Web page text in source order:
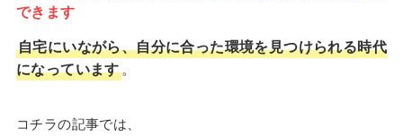
できます
自宅にいながら、自分に合った環境を見つけられる時代
になっています。
コチラの記事では、